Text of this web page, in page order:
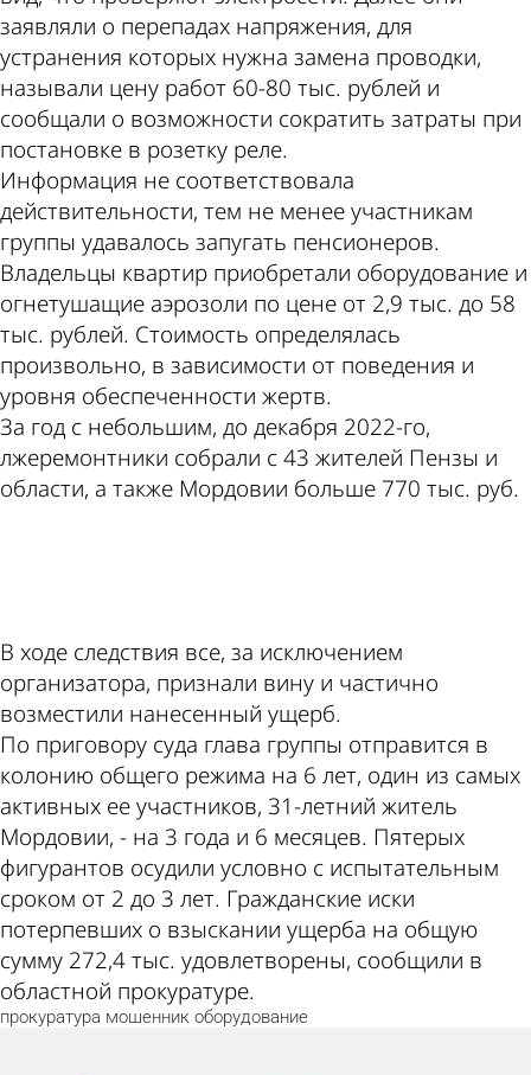
заявляли о перепадах напряжения, для
устранения которых нужна замена проводки,
называли цену работ 60-80 тыс. рублей и
сообщали о возможности сократить затраты при
постановке в розетку реле.
Информация не соответствовала
действительности, тем не менее участникам
группы удавалось запугать пенсионеров.
Владельцы квартир приобретали оборудование и
огнетушащие аэрозоли по цене от 2,9 тыс. до 58
тыс. рублей. Стоимость определялась
произвольно, в зависимости от поведения и
уровня обеспеченности жертв.
За год с небольшим, до декабря 2022-го,
лжеремонтники собрали с 43 жителей Пензы и
области, а также Мордовии больше 770 тыс. руб.
В ходе следствия все, за исключением
организатора, признали вину и частично
возместили нанесенный ущерб.
По приговору суда глава группы отправится в
колонию общего режима на 6 лет, один из самых
активных ее участников, 31-летний житель
Мордовии, - на 3 года и 6 месяцев. Пятерых
фигурантов осудили условно с испытательным
сроком от 2 до 3 лет. Гражданские иски
потерпевших о взыскании ущерба на общую
сумму 272,4 тыс. удовлетворены, сообщили в
областной прокуратуре.
прокуратура мошенник оборудование